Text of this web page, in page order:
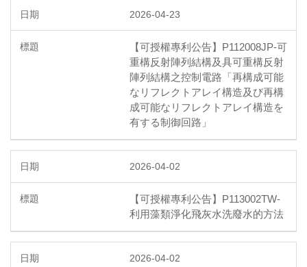
2026-04-23
【可授權專利公告】P112008JP-可
重構反射陣列結構及具可重構反射
陣列結構之控制電路「再構成可能
なリフレクトアレイ構造及び再構
成可能なリフレクトアレイ構造を
有する制御回路」
2026-04-02
【可授權專利公告】P113002TW-
利用藻類淨化飛灰水洗廢水的方法
2026-04-02